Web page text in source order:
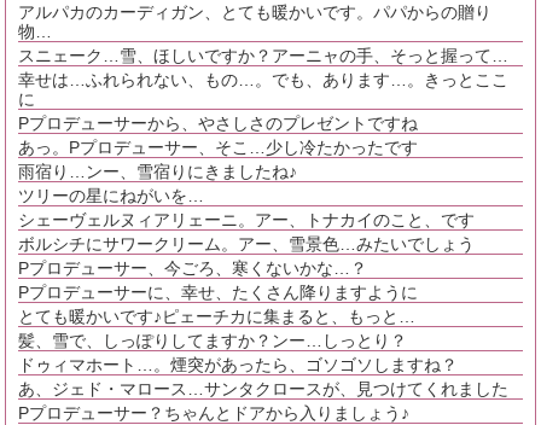
アルパカのカーディガン、とても暖かいです。パパからの贈り
物…
スニェーク…雪、ほしいですか？アーニャの手、そっと握って…
幸せは…ふれられない、もの…。でも、あります…。きっとここ
に
Pプロデューサーから、やさしさのプレゼントですね
あっ。Pプロデューサー、そこ…少し冷たかったです
雨宿り…ンー、雪宿りにきましたね♪
ツリーの星にねがいを…
シェーヴェルヌィアリェーニ。アー、トナカイのこと、です
ボルシチにサワークリーム。アー、雪景色…みたいでしょう
Pプロデューサー、今ごろ、寒くないかな…？
Pプロデューサーに、幸せ、たくさん降りますように
とても暖かいです♪ピェーチカに集まると、もっと…
髪、雪で、しっぽりしてますか？ンー…しっとり？
ドゥィマホート…。煙突があったら、ゴソゴソしますね？
あ、ジェド・マロース…サンタクロースが、見つけてくれました
Pプロデューサー？ちゃんとドアから入りましょう♪